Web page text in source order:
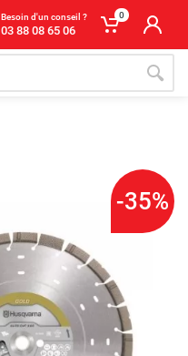
Besoin d'un conseil ?
03 88 08 65 06
0
-35%